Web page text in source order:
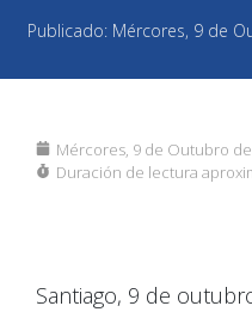
Publicado: Mércores, 9 de
Mércores, 9 de Outubro
Duración de lectura
Santiago, 9 de